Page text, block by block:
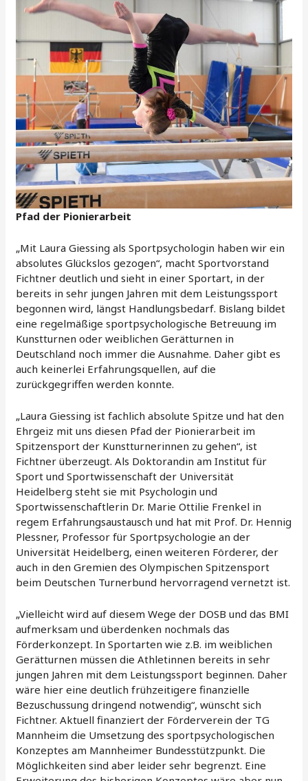
Pfad der Pionierarbeit
„Mit Laura Giessing als Sportpsychologin haben wir ein
absolutes Glückslos gezogen“, macht Sportvorstand
Fichtner deutlich und sieht in einer Sportart, in der
bereits in sehr jungen Jahren mit dem Leistungssport
begonnen wird, längst Handlungsbedarf. Bislang bildet
eine regelmäßige sportpsychologische Betreuung im
Kunstturnen oder weiblichen Gerätturnen in
Deutschland noch immer die Ausnahme. Daher gibt es
auch keinerlei Erfahrungsquellen, auf die
zurückgegriffen werden konnte.
„Laura Giessing ist fachlich absolute Spitze und hat den
Ehrgeiz mit uns diesen Pfad der Pionierarbeit im
Spitzensport der Kunstturnerinnen zu gehen“, ist
Fichtner überzeugt. Als Doktorandin am Institut für
Sport und Sportwissenschaft der Universität
Heidelberg steht sie mit Psychologin und
Sportwissenschaftlerin Dr. Marie Ottilie Frenkel in
regem Erfahrungsaustausch und hat mit Prof. Dr. Hennig
Plessner, Professor für Sportpsychologie an der
Universität Heidelberg, einen weiteren Förderer, der
auch in den Gremien des Olympischen Spitzensport
beim Deutschen Turnerbund hervorragend vernetzt ist.
„Vielleicht wird auf diesem Wege der DOSB und das BMI
aufmerksam und überdenken nochmals das
Förderkonzept. In Sportarten wie z.B. im weiblichen
Gerätturnen müssen die Athletinnen bereits in sehr
jungen Jahren mit dem Leistungssport beginnen. Daher
wäre hier eine deutlich frühzeitigere finanzielle
Bezuschussung dringend notwendig“, wünscht sich
Fichtner. Aktuell finanziert der Förderverein der TG
Mannheim die Umsetzung des sportpsychologischen
Konzeptes am Mannheimer Bundesstützpunkt. Die
Möglichkeiten sind aber leider sehr begrenzt. Eine